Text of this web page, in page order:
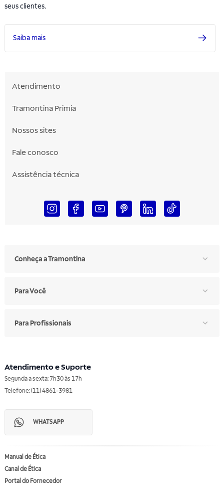
seus clientes.
Saiba mais
Atendimento
Tramontina Primia
Nossos sites
Fale conosco
Assistência técnica
Conheça a Tramontina
Para Você
Para Profissionais
Atendimento e Suporte
Segunda a sexta: 7h30 às 17h
Telefone: (11) 4861-3981
WHATSAPP
Manual de Ética
Canal de Ética
Portal do Fornecedor